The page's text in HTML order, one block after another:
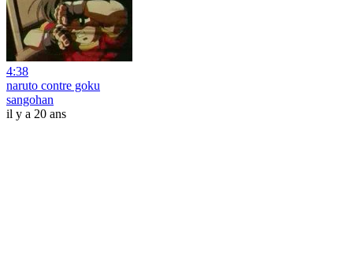
4:38
naruto contre goku
sangohan
il y a 20 ans